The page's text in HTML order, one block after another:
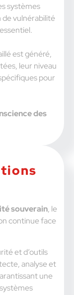
systèmes
de vulnérabilité
est généré,
leur niveau
pour
des
souverain, le
continue face
et d’outils
analyse et
une